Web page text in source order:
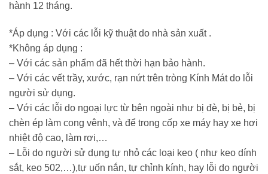
hành 12 tháng.
*Áp dụng : Với các lỗi kỹ thuật do nhà sản xuất .
*Không áp dụng :
– Với các sản phẩm đã hết thời hạn bảo hành.
– Với các vết trầy, xước, rạn nứt trên tròng Kính Mát do lỗi
người sử dụng.
– Với các lỗi do ngoại lực từ bên ngoài như bị đè, bị bẻ, bị
chèn ép làm cong vênh, và để trong cốp xe máy hay xe hơi
nhiệt độ cao, làm rơi,…
– Lỗi do người sử dụng tự nhỏ các loại keo ( như keo dính
sắt, keo 502,…),tự uốn nắn, tự chỉnh kính, hay lỗi do người